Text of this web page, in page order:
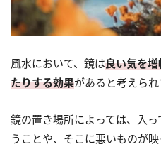
風水において、鏡は良い気を
たりする効果があると考えられ
鏡の置き場所によっては、入
うことや、そこに悪いものが